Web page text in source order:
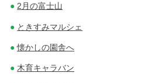
2月の富士山
ときすみマルシェ
懐かしの園舎へ
木育キャラバン